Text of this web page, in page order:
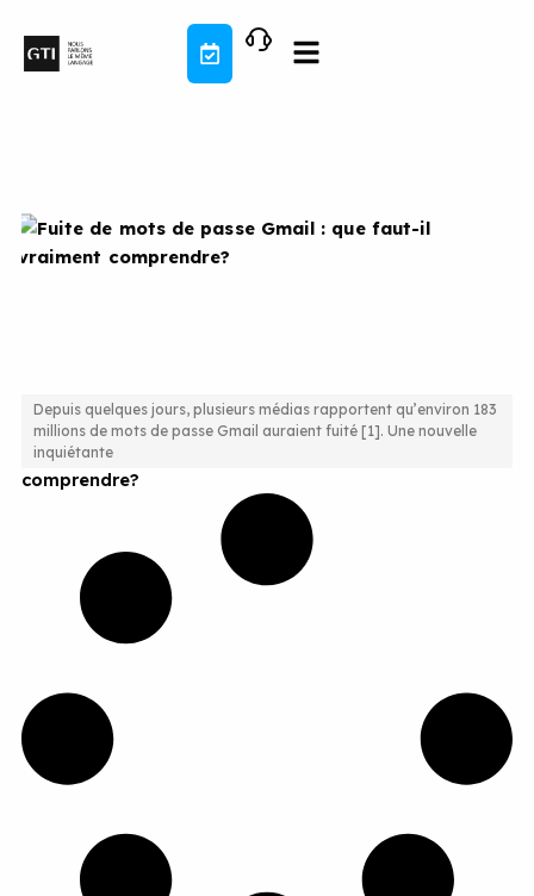
contenu
Fuite de mots de passe Gmail : que faut-il vraiment
comprendre?
Depuis quelques jours, plusieurs médias rapportent qu’environ 183
millions de mots de passe Gmail auraient fuité [1]. Une nouvelle
inquiétante